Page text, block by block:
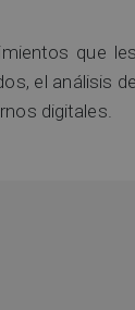
que les
el análisis de
digitales.